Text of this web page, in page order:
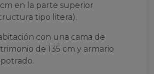
en la parte superior
tipo litera).
con una cama de
de 135 cm y armario